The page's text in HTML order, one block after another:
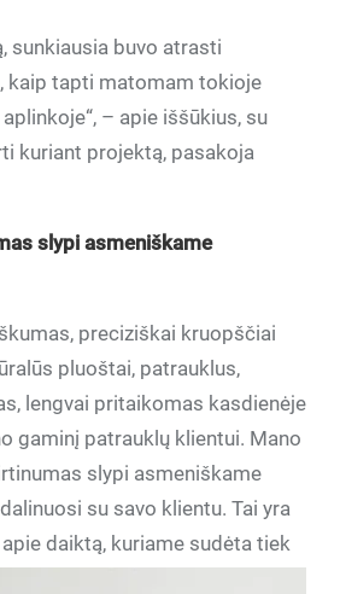
sunkiausia buvo atrasti
kaip tapti matomam tokioje
– apie iššūkius, su
kuriant projektą, pasakoja
slypi asmeniškame
preciziškai kruopščiai
pluoštai, patrauklus,
lengvai pritaikomas kasdienėje
gaminį patrauklų klientui. Mano
slypi asmeniškame
su savo klientu. Tai yra
daiktą, kuriame sudėta tiek